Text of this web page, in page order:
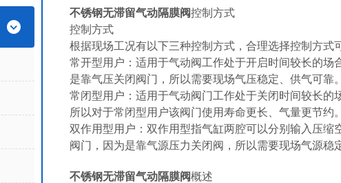
不锈钢无滞留气动隔膜阀控制方式
控制方式
根据现场工况有以下三种控制方式，合理选择控制方式
常开型用户：适用于气动阀工作处于开启时间较长的
是靠气压关闭阀门，所以需要现场气压稳定、供气可靠。
常闭型用户：适用于气动阀门工作处于关闭时间较长的
所以对于常闭型用户该阀门使用寿命更长、气量更节约
双作用型用户：双作用型指气缸两腔可以分别输入压
阀门，因为是靠气源压力关闭阀，所以需要现场气源稳
不锈钢无滞留气动隔膜阀概述